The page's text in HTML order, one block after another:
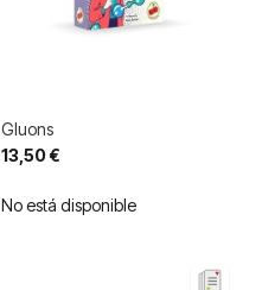
Gluons
13,50 €
No está disponible